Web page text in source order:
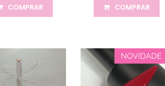
COMPRAR COMPRAR